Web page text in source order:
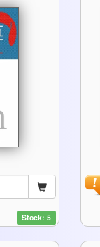
Stock: 5